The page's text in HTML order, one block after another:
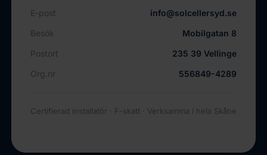
E-post
info@solcellersyd.se
Besök
Mobilgatan 8
Postort
235 39 Vellinge
Org.nr
556849-4289
Certifierad installatör · F-skatt · Verksamma i hela Skåne